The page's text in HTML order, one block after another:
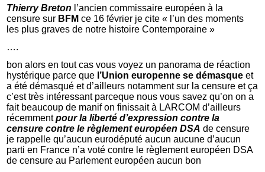
Thierry Breton l’ancien commissaire européen à la
censure sur BFM ce 16 février je cite « l’un des moments
les plus graves de notre histoire Contemporaine »
….
bon alors en tout cas vous voyez un panorama de réaction
hystérique parce que l’Union europenne se démasque et
a été démasqué et d’ailleurs notamment sur la censure et ça
c’est très intéressant parceque nous vous savez qu’on on a
fait beaucoup de manif on finissait à LARCOM d’ailleurs
récemmentpour la liberté d’expression contre la
censure contre le règlement européen DSA de censure
je rappelle qu’aucun eurodéputé aucun aucune d’aucun
parti en France n’a voté contre le règlement européen DSA
de censure au Parlement européen aucun bon